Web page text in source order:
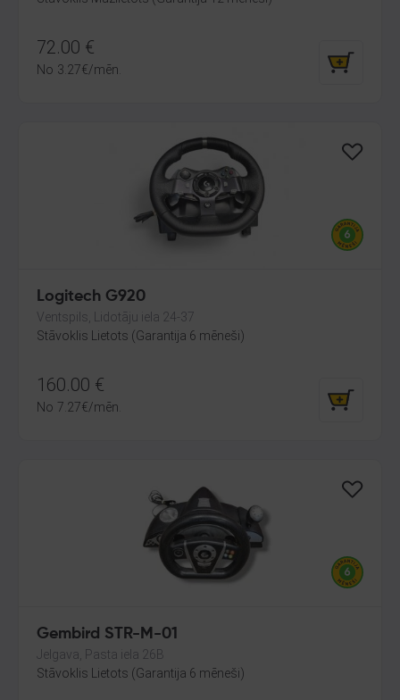
72.00 €
No 3.27€/mēn.
Logitech G920
Ventspils, Lidotāju iela 24-37
Stāvoklis Lietots (Garantija 6 mēneši)
160.00 €
No 7.27€/mēn.
Gembird STR-M-01
Jelgava, Pasta iela 26B
Stāvoklis Lietots (Garantija 6 mēneši)